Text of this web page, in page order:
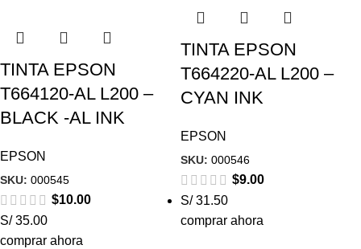
TINTA EPSON
T664120-AL L200 –
BLACK -AL INK
EPSON
SKU: 000545
$10.00
S/ 35.00
comprar ahora
TINTA EPSON
T664220-AL L200 –
CYAN INK
EPSON
SKU: 000546
$9.00
S/ 31.50
comprar ahora